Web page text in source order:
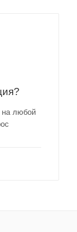
на любой